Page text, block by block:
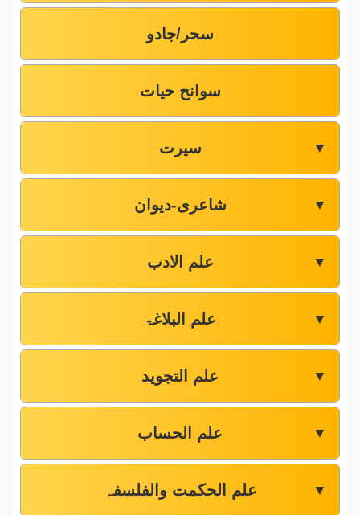
سحر/جادو
سوانح حیات
سیرت ▼
شاعری-دیوان ▼
علم الادب ▼
علم البلاغۃ ▼
علم التجوید ▼
علم الحساب ▼
علم الحکمت والفلسفہ ▼